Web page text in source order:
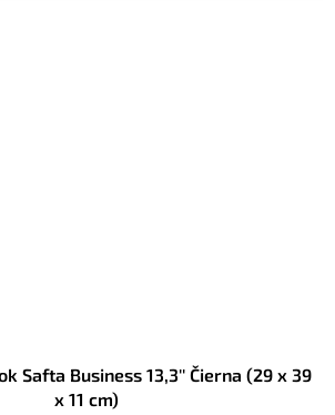
Safta Business 13,3'' Čierna (29 x 39
x 11 cm)